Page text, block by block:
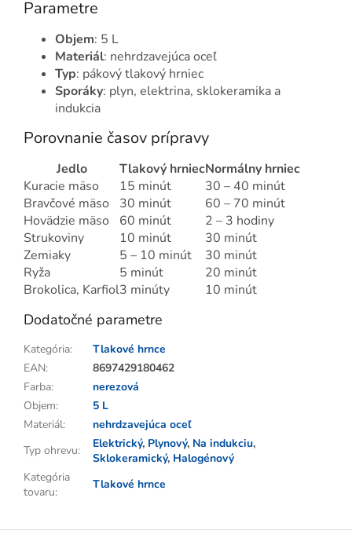
Parametre
Objem: 5 L
Materiál: nehrdzavejúca oceľ
Typ: pákový tlakový hrniec
Sporáky: plyn, elektrina, sklokeramika a
indukcia
Porovnanie časov prípravy
Jedlo Tlakový hrniecNormálny hrniec
Kuracie mäso
15 minút
30 – 40 minút
Bravčové mäso
30 minút
60 – 70 minút
Hovädzie mäso
60 minút
2 – 3 hodiny
Strukoviny
10 minút
30 minút
Zemiaky
5 – 10 minút
30 minút
Ryža
5 minút
20 minút
Brokolica, Karfiol3 minúty 10 minút
Dodatočné parametre
Kategória:
Tlakové hrnce
EAN:
8697429180462
Farba:
nerezová
Objem:
5 L
Materiál:
nehrdzavejúca oceľ
Typ ohrevu: Elektrický, Plynový, Na indukciu,
Sklokeramický, Halogénový
Kategória
tovaru:
Tlakové hrnce